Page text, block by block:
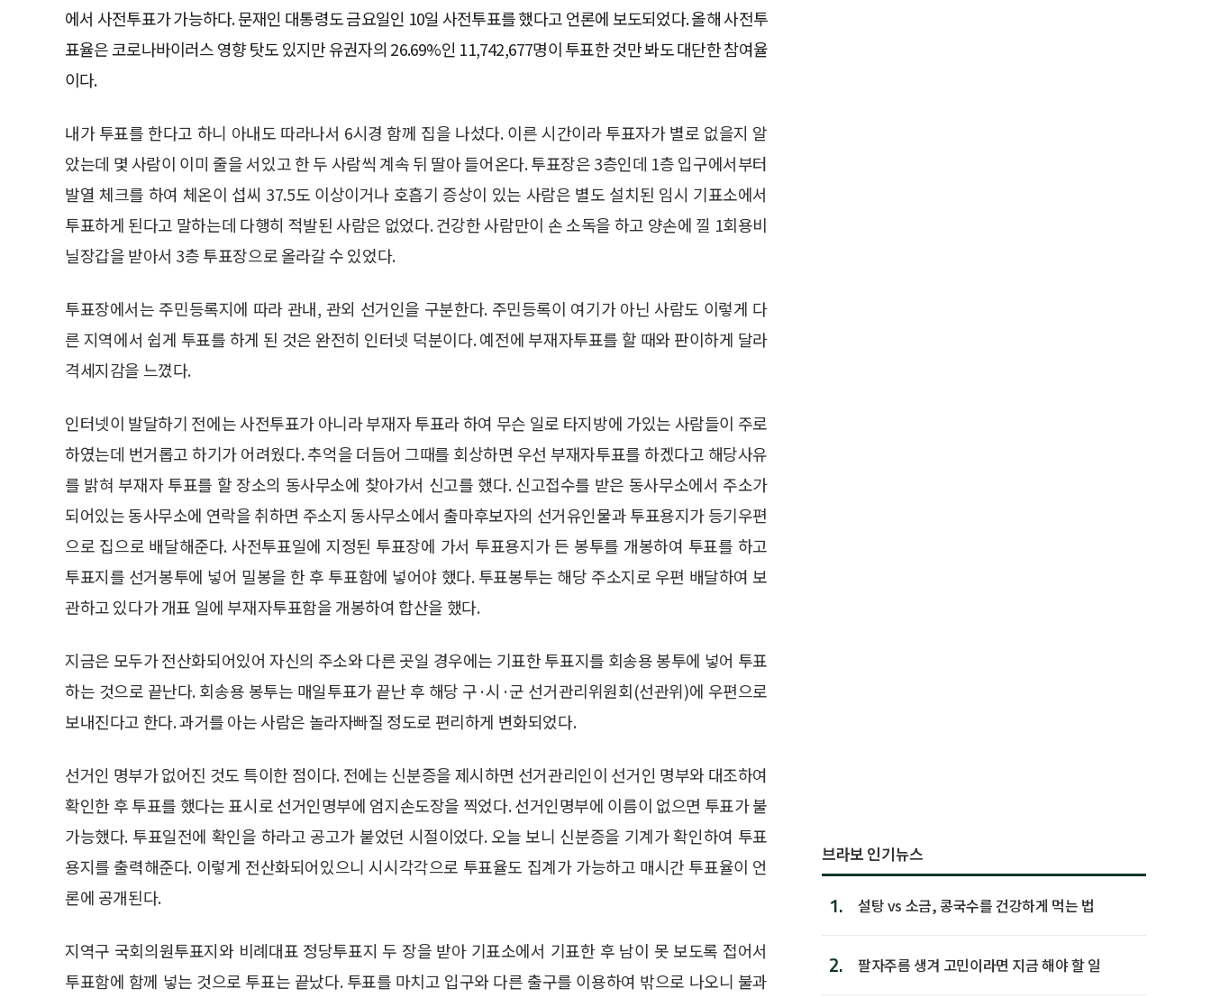
에서 사전투표가 가능하다. 문재인 대통령도 금요일인 10일 사전투표를 했다고 언론에 보도되었다. 올해 사전투
표율은 코로나바이러스 영향 탓도 있지만 유권자의 26.69%인 11,742,677명이 투표한 것만 봐도 대단한 참여율
이다.
내가 투표를 한다고 하니 아내도 따라나서 6시경 함께 집을 나섰다. 이른 시간이라 투표자가 별로 없을지 알
았는데 몇 사람이 이미 줄을 서있고 한 두 사람씩 계속 뒤 딸아 들어온다. 투표장은 3층인데 1층 입구에서부터
발열 체크를 하여 체온이 섭씨 37.5도 이상이거나 호흡기 증상이 있는 사람은 별도 설치된 임시 기표소에서
투표하게 된다고 말하는데 다행히 적발된 사람은 없었다. 건강한 사람만이 손 소독을 하고 양손에 낄 1회용비
닐장갑을 받아서 3층 투표장으로 올라갈 수 있었다.
투표장에서는 주민등록지에 따라 관내, 관외 선거인을 구분한다. 주민등록이 여기가 아닌 사람도 이렇게 다
른 지역에서 쉽게 투표를 하게 된 것은 완전히 인터넷 덕분이다. 예전에 부재자투표를 할 때와 판이하게 달라
격세지감을 느꼈다.
인터넷이 발달하기 전에는 사전투표가 아니라 부재자 투표라 하여 무슨 일로 타지방에 가있는 사람들이 주로
하였는데 번거롭고 하기가 어려웠다. 추억을 더듬어 그때를 회상하면 우선 부재자투표를 하겠다고 해당사유
를 밝혀 부재자 투표를 할 장소의 동사무소에 찾아가서 신고를 했다. 신고접수를 받은 동사무소에서 주소가
되어있는 동사무소에 연락을 취하면 주소지 동사무소에서 출마후보자의 선거유인물과 투표용지가 등기우편
으로 집으로 배달해준다. 사전투표일에 지정된 투표장에 가서 투표용지가 든 봉투를 개봉하여 투표를 하고
투표지를 선거봉투에 넣어 밀봉을 한 후 투표함에 넣어야 했다. 투표봉투는 해당 주소지로 우편 배달하여 보
관하고 있다가 개표 일에 부재자투표함을 개봉하여 합산을 했다.
지금은 모두가 전산화되어있어 자신의 주소와 다른 곳일 경우에는 기표한 투표지를 회송용 봉투에 넣어 투표
하는 것으로 끝난다. 회송용 봉투는 매일투표가 끝난 후 해당 구·시·군 선거관리위원회(선관위)에 우편으로
보내진다고 한다. 과거를 아는 사람은 놀라자빠질 정도로 편리하게 변화되었다.
선거인 명부가 없어진 것도 특이한 점이다. 전에는 신분증을 제시하면 선거관리인이 선거인 명부와 대조하여
확인한 후 투표를 했다는 표시로 선거인명부에 엄지손도장을 찍었다. 선거인명부에 이름이 없으면 투표가 불
가능했다. 투표일전에 확인을 하라고 공고가 붙었던 시절이었다. 오늘 보니 신분증을 기계가 확인하여 투표
용지를 출력해준다. 이렇게 전산화되어있으니 시시각각으로 투표율도 집계가 가능하고 매시간 투표율이 언
론에 공개된다.
지역구 국회의원투표지와 비례대표 정당투표지 두 장을 받아 기표소에서 기표한 후 남이 못 보도록 접어서
투표함에 함께 넣는 것으로 투표는 끝났다. 투표를 마치고 입구와 다른 출구를 이용하여 밖으로 나오니 불과
브라보 인기뉴스
1. 설탕 vs 소금, 콩국수를 건강하게 먹는 법
2. 팔자주름 생겨 고민이라면 지금 해야 할 일